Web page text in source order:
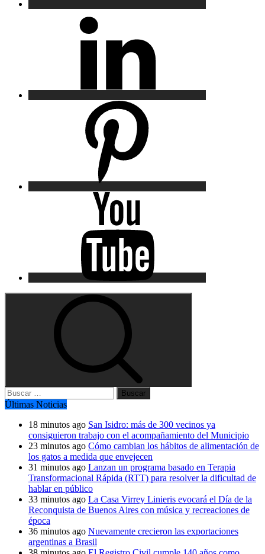
Buscar:
Últimas Noticias
18 minutos ago San Isidro: más de 300 vecinos ya
consiguieron trabajo con el acompañamiento del Municipio
23 minutos ago Cómo cambian los hábitos de alimentación de
los gatos a medida que envejecen
31 minutos ago Lanzan un programa basado en Terapia
Transformacional Rápida (RTT) para resolver la dificultad de
hablar en público
33 minutos ago La Casa Virrey Linieris evocará el Día de la
Reconquista de Buenos Aires con música y recreaciones de
época
36 minutos ago Nuevamente crecieron las exportaciones
argentinas a Brasil